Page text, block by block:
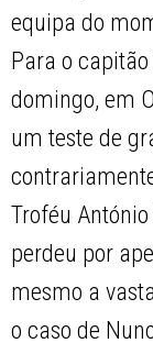
equipa do
Para o
domingo, em
um teste de
Troféu
perdeu por
mesmo a
o caso de